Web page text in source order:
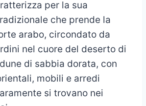
per la sua
che prende la
arabo, circondato da
nel cuore del deserto di
di sabbia dorata, con
mobili e arredi
si trovano nei